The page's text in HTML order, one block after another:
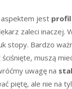
jest
zaleci inaczej.
stopy. Bardzo
muszą
uwagę na
piętę, ale nie na